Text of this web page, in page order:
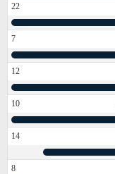
22
7
12
10
14
8